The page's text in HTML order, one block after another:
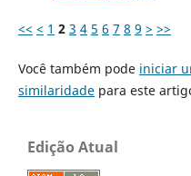
<< < 1 2 3 4 5 6 7 8 9 > >>
Você também pode iniciar
similaridadepara este
Edição Atual